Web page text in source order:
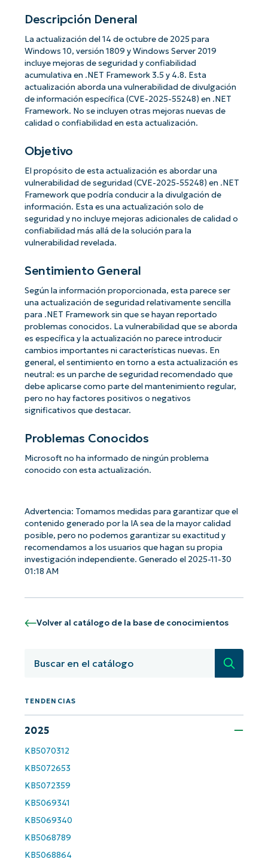
Descripción Deneral
La actualización del 14 de octubre de 2025 para
Windows 10, versión 1809 y Windows Server 2019
incluye mejoras de seguridad y confiabilidad
acumulativa en .NET Framework 3.5 y 4.8. Esta
actualización aborda una vulnerabilidad de divulgación
de información específica (CVE-2025-55248) en .NET
Framework. No se incluyen otras mejoras nuevas de
calidad o confiabilidad en esta actualización.
Objetivo
El propósito de esta actualización es abordar una
vulnerabilidad de seguridad (CVE-2025-55248) en .NET
Framework que podría conducir a la divulgación de
información. Esta es una actualización solo de
seguridad y no incluye mejoras adicionales de calidad o
confiabilidad más allá de la solución para la
vulnerabilidad revelada.
Sentimiento General
Según la información proporcionada, esta parece ser
una actualización de seguridad relativamente sencilla
para .NET Framework sin que se hayan reportado
problemas conocidos. La vulnerabilidad que se aborda
es específica y la actualización no parece introducir
cambios importantes ni características nuevas. En
general, el sentimiento en torno a esta actualización es
neutral: es un parche de seguridad recomendado que
debe aplicarse como parte del mantenimiento regular,
pero no hay factores positivos o negativos
significativos que destacar.
Problemas Conocidos
Microsoft no ha informado de ningún problema
conocido con esta actualización.
Advertencia: Tomamos medidas para garantizar que el
contenido generado por la IA sea de la mayor calidad
posible, pero no podemos garantizar su exactitud y
recomendamos a los usuarios que hagan su propia
investigación independiente. Generado el 2025-11-30
01:18 AM
Volver al catálogo de la base de conocimientos
TENDENCIAS
2025
KB5070312
KB5072653
KB5072359
KB5069341
KB5069340
KB5068789
KB5068864
¡Empiece con los análisis de KB
First
last
name*
Business